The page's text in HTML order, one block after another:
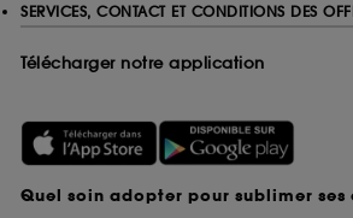
SERVICES, CONTACT ET CONDITIONS DES
Télécharger notre application
Quel soin adopter pour sublimer ses